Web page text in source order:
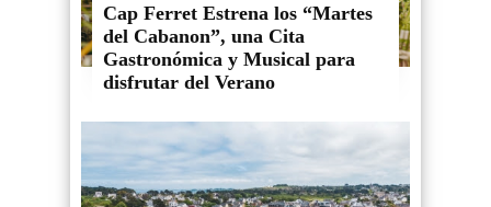
Cap Ferret Estrena los “Martes
del Cabanon”, una Cita
Gastronómica y Musical para
disfrutar del Verano